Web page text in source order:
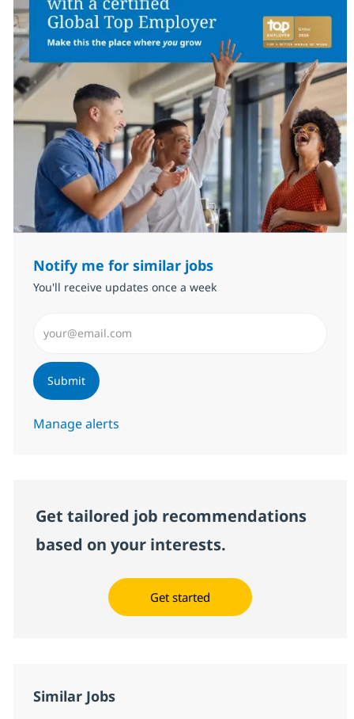
Notify me for similar jobs
You'll receive updates once a week
Submit
Manage alerts
Get tailored job recommendations
based on your interests.
Get started
Similar Jobs